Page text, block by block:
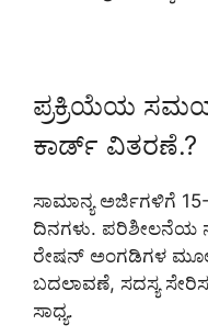
ಪ್ರಕ್ರಿಯೆಯ
ಕಾರ್ಡ್ ವಿತರಣೆ.?
ಸಾಮಾನ್ಯ ಅರ್ಜಿಗಳಿಗೆ
ದಿನಗಳು. ಪರಿಶೀಲನೆಯ
ರೇಷನ್ ಅಂಗಡಿಗಳ
ಬದಲಾವಣೆ, ಸದಸ್ಯ
ಸಾಧ್ಯ.